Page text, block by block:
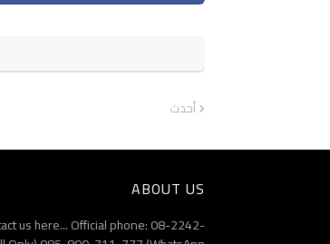
أحدث
ABOUT US
us here... Official phone: 08-2242-